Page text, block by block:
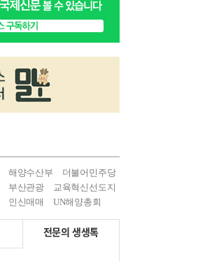
해양수산부
더불어민주당
부산관광
교육혁신선도지
인신매매 UN해양총회
전문의 생생톡